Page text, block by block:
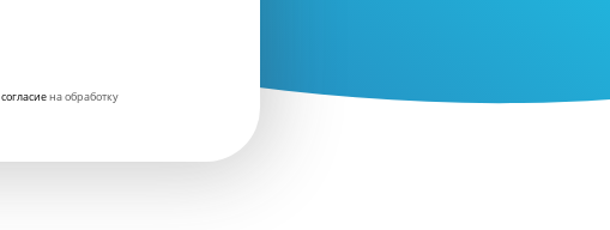
согласиена обработку